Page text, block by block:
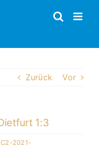
Zurück Vor
1:3
C2-2021-